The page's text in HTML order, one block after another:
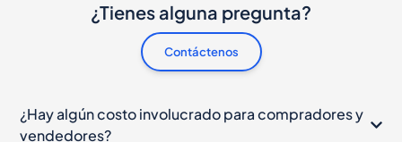
¿Tienes alguna pregunta?
Contáctenos
¿Hay algún costo involucrado para compradores y
vendedores?